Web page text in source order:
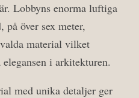
Lobbyns enorma luftiga
på över sex meter,
material vilket
i arkitekturen.
med unika detaljer ger